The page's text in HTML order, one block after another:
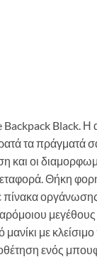
Black. Η
τα πράγματά
και οι
Θήκη
με
ενός